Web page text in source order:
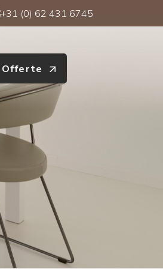
+31 (0) 62 431 6745
Offerte